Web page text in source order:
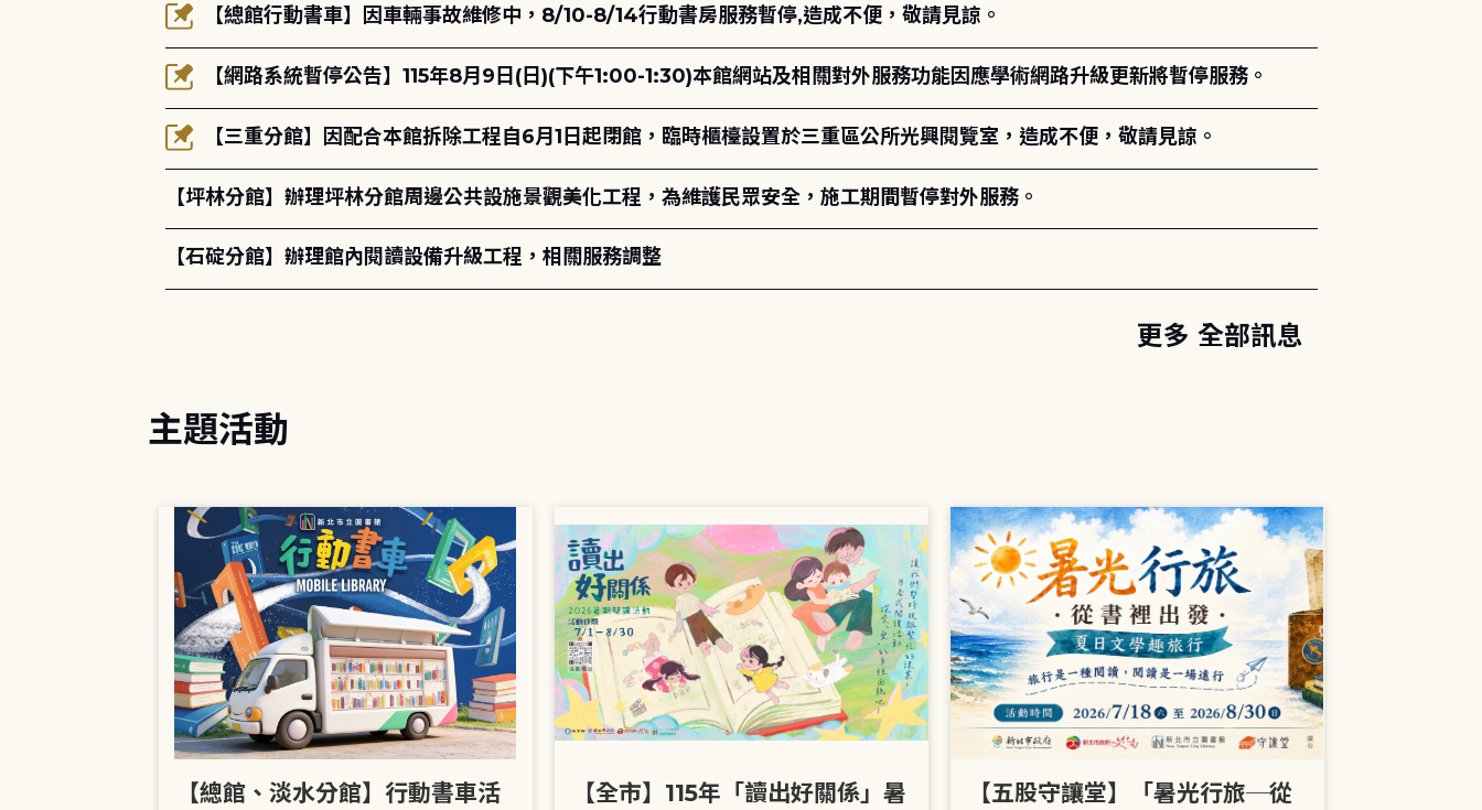
【總館行動書車】因車輛事故維修中，8/10-8/14行動書房服務暫停,造成不便，敬請見諒。
【網路系統暫停公告】115年8月9日(日)(下午1:00-1:30)本館網站及相關對外服務功能因應學術網路升級更新將暫停服務。
【三重分館】因配合本館拆除工程自6月1日起閉館，臨時櫃檯設置於三重區公所光興閱覽室，造成不便，敬請見諒。
【坪林分館】辦理坪林分館周邊公共設施景觀美化工程，為維護民眾安全，施工期間暫停對外服務。
【石碇分館】辦理館內閱讀設備升級工程，相關服務調整
更多 全部訊息
主題活動
【總館、淡水分館】行動書車活
【全市】115年「讀出好關係」暑
【五股守讓堂】「暑光行旅─從